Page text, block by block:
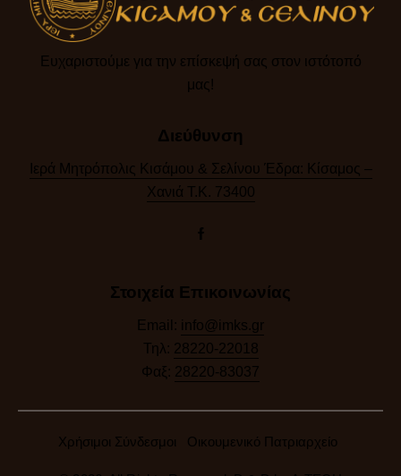
Ευχαριστούμε για την επίσκεψή σας στον ιστότοπό
μας!​
Διεύθυνση
Ιερά Μητρόπολις Κισάμου & Σελίνου Έδρα: Κίσαμος –
Χανιά Τ.Κ. 73400
Στοιχεία Επικοινωνίας
Email: info@imks.gr
Τηλ: 28220-22018
Φαξ: 28220-83037
Χρήσιμοι Σύνδεσμοι Οικουμενικό Πατριαρχείο